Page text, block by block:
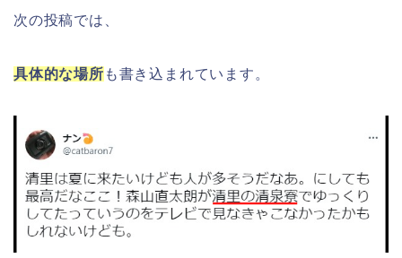
次の投稿では、
具体的な場所 も書き込まれています。